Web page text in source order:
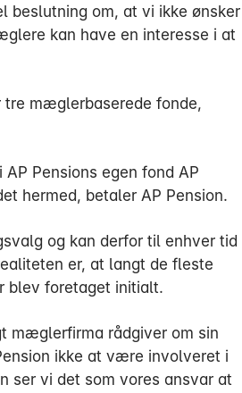
beslutning om, at vi ikke ønsker
kan have en interesse i at
tre mæglerbaserede fonde,
Pensions egen fond AP
hermed, betaler AP Pension.
og kan derfor til enhver tid
er, at langt de fleste
blev foretaget initialt.
mæglerfirma rådgiver om sin
ikke at være involveret i
ser vi det som vores ansvar at